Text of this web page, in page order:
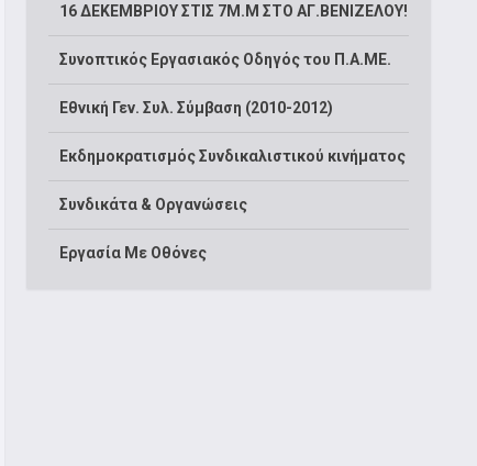
16 ΔΕΚΕΜΒΡΙΟΥ ΣΤΙΣ 7Μ.Μ ΣΤΟ ΑΓ.ΒΕΝΙΖΕΛΟΥ!
Συνοπτικός Εργασιακός Οδηγός του Π.Α.ΜΕ.
Εθνική Γεν. Συλ. Σύμβαση (2010-2012)
Εκδημοκρατισμός Συνδικαλιστικού κινήματος
Συνδικάτα & Οργανώσεις
Εργασία Με Οθόνες